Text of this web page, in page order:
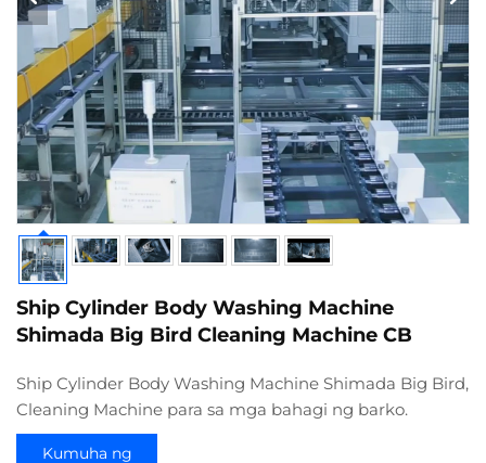
Ship Cylinder Body Washing Machine
Shimada Big Bird Cleaning Machine CB
Ship Cylinder Body Washing Machine Shimada Big Bird,
Cleaning Machine para sa mga bahagi ng barko.
Kumuha ng